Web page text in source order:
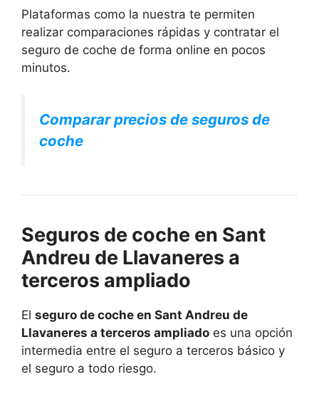
Plataformas como la nuestra te permiten
realizar comparaciones rápidas y contratar el
seguro de coche de forma online en pocos
minutos.
Comparar precios de seguros de
coche
Seguros de coche en Sant
Andreu de Llavaneres a
terceros ampliado
El seguro de coche en Sant Andreu de
Llavaneres a terceros ampliado es una opción
intermedia entre el seguro a terceros básico y
el seguro a todo riesgo.